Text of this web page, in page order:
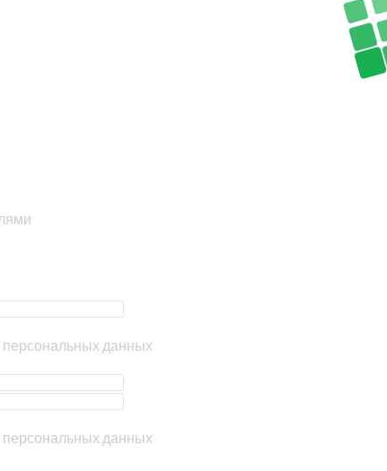
персональных данных
персональных данных